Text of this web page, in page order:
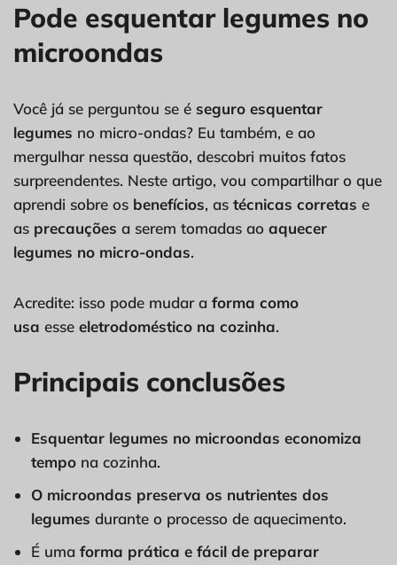
Pode esquentar legumes no
microondas
Você já se perguntou se é seguro esquentar
legumes no micro-ondas? Eu também, e ao
mergulhar nessa questão, descobri muitos fatos
surpreendentes. Neste artigo, vou compartilhar o que
aprendi sobre os benefícios, as técnicas corretas e
as precauções a serem tomadas ao aquecer
legumes no micro-ondas.
Acredite: isso pode mudar a forma como
usa esse eletrodoméstico na cozinha.
Principais conclusões
Esquentar legumes no microondas economiza
tempo na cozinha.
O microondas preserva os nutrientes dos
legumes durante o processo de aquecimento.
É uma forma prática e fácil de preparar